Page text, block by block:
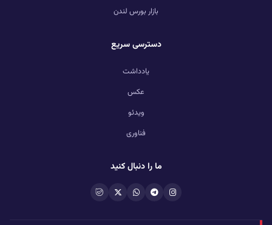
بازار بورس لندن
دسترسی سریع
یادداشت
عکس
ویدئو
فناوری
ما را دنبال کنید